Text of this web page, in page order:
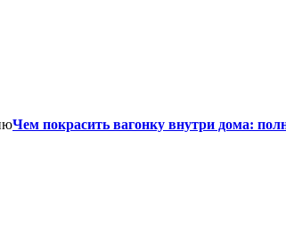
Чем покрасить вагонку внутри дома: